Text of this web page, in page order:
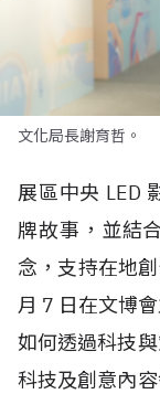
文化局長謝育哲。
展區中央 LED
牌故事，並結
念，支持在地
月 7 日在文博
如何透過科技
科技及創意內